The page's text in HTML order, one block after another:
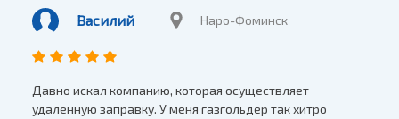
Василий Наро-Фоминск
Давно искал компанию, которая осуществляет
удаленную заправку. У меня газгольдер так хитро